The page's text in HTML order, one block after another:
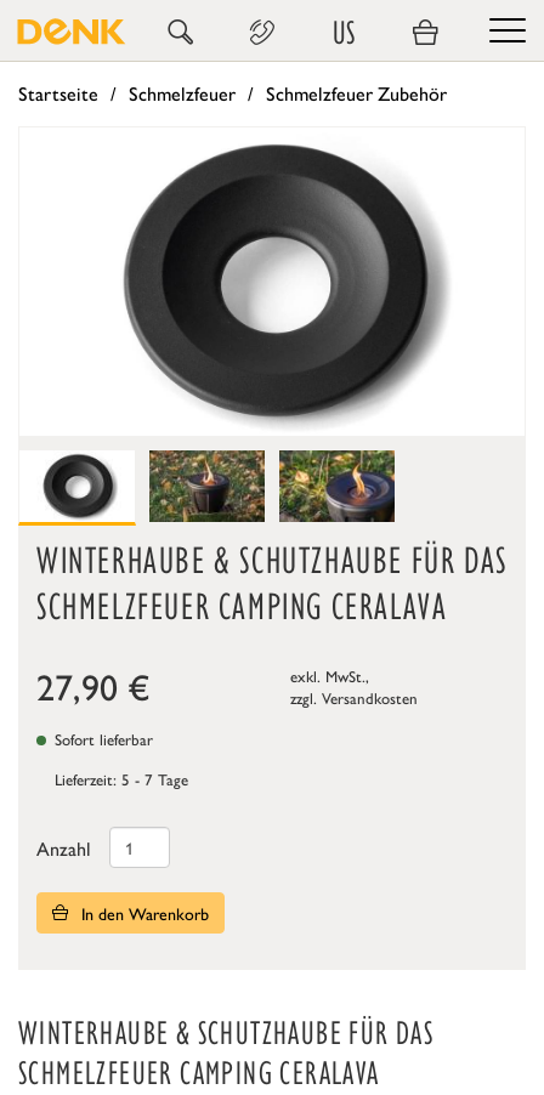
US
Startseite Schmelzfeuer Schmelzfeuer Zubehör
WINTERHAUBE & SCHUTZHAUBE FÜR DAS
SCHMELZFEUER CAMPING CERALAVA
27,90 €
exkl. MwSt.,
zzgl. Versandkosten
Sofort lieferbar
Lieferzeit: 5 - 7 Tage
Anzahl
In den Warenkorb
WINTERHAUBE & SCHUTZHAUBE FÜR DAS
SCHMELZFEUER CAMPING CERALAVA